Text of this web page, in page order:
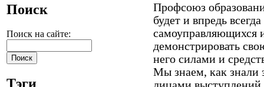
Поиск
Поиск на сайте:
Тэги
Профсоюз
будет и впредь
самоуправляющихся
демонстрировать
него силами и
Мы знаем, как знали